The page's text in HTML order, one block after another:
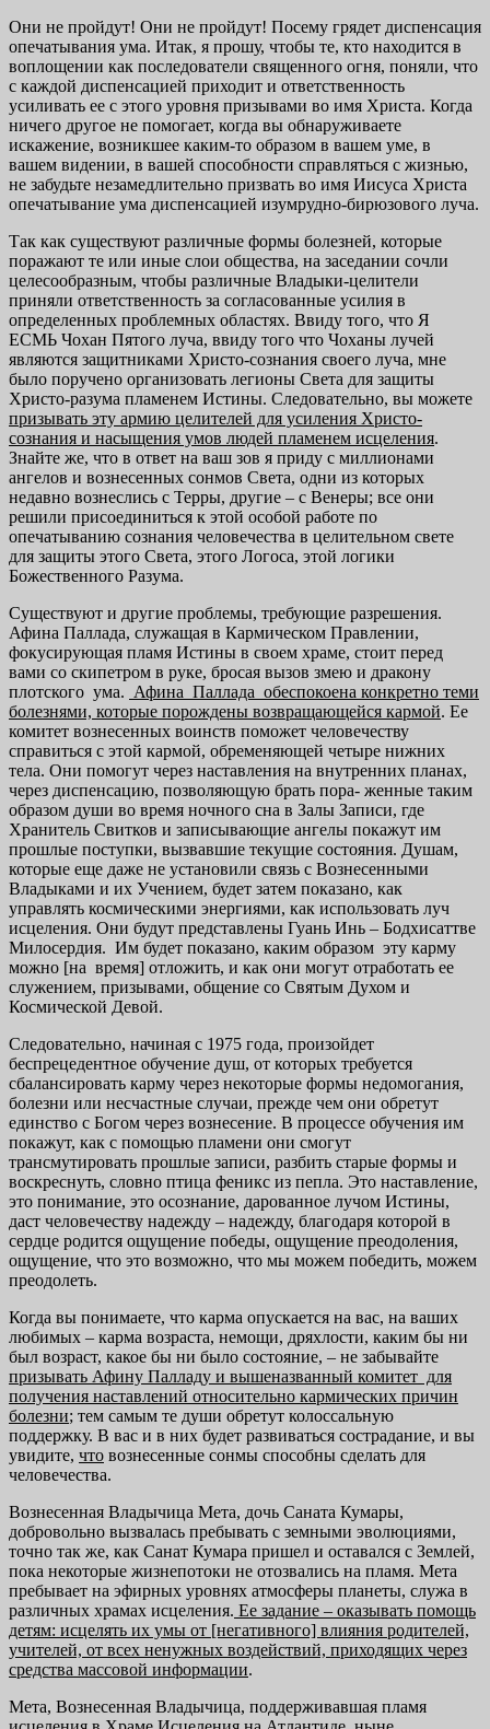
Они не пройдут! Они не пройдут! Посему грядет диспенсация
опечатывания ума. Итак, я прошу, чтобы те, кто находится в
воплощении как последователи священного огня, поняли, что
с каждой диспенсацией приходит и ответственность
усиливать ее с этого уровня призывами во имя Христа. Когда
ничего другое не помогает, когда вы обнаруживаете
искажение, возникшее каким-то образом в вашем уме, в
вашем видении, в вашей способности справляться с жизнью,
не забудьте незамедлительно призвать во имя Иисуса Христа
опечатывание ума диспенсацией изумрудно-бирюзового луча.
Так как существуют различные формы болезней, которые
поражают те или иные слои общества, на заседании сочли
целесообразным, чтобы различные Владыки-целители
приняли ответственность за согласованные усилия в
определенных проблемных областях. Ввиду того, что Я
ЕСМЬ Чохан Пятого луча, ввиду того что Чоханы лучей
являются защитниками Христо-сознания своего луча, мне
было поручено организовать легионы Света для защиты
Христо-разума пламенем Истины. Следовательно, вы можете
призывать эту армию целителей для усиления Христо-
сознания и насыщения умов людей пламенем исцеления.
Знайте же, что в ответ на ваш зов я приду с миллионами
ангелов и вознесенных сонмов Света, одни из которых
недавно вознеслись с Терры, другие – с Венеры; все они
решили присоединиться к этой особой работе по
опечатыванию сознания человечества в целительном свете
для защиты этого Света, этого Логоса, этой логики
Божественного Разума.
Существуют и другие проблемы, требующие разрешения.
Афина Паллада, служащая в Кармическом Правлении,
фокусирующая пламя Истины в своем храме, стоит перед
вами со скипетром в руке, бросая вызов змею и дракону
плотского ума. Афина Паллада обеспокоена конкретно теми
болезнями, которые порождены возвращающейся кармой. Ее
комитет вознесенных воинств поможет человечеству
справиться с этой кармой, обременяющей четыре нижних
тела. Они помогут через наставления на внутренних планах,
через диспенсацию, позволяющую брать пора- женные таким
образом души во время ночного сна в Залы Записи, где
Хранитель Свитков и записывающие ангелы покажут им
прошлые поступки, вызвавшие текущие состояния. Душам,
которые еще даже не установили связь с Вознесенными
Владыками и их Учением, будет затем показано, как
управлять космическими энергиями, как использовать луч
исцеления. Они будут представлены Гуань Инь – Бодхисаттве
Милосердия. Им будет показано, каким образом эту карму
можно [на время] отложить, и как они могут отработать ее
служением, призывами, общение со Святым Духом и
Космической Девой.
Следовательно, начиная с 1975 года, произойдет
беспрецедентное обучение душ, от которых требуется
сбалансировать карму через некоторые формы недомогания,
болезни или несчастные случаи, прежде чем они обретут
единство с Богом через вознесение. В процессе обучения им
покажут, как с помощью пламени они смогут
трансмутировать прошлые записи, разбить старые формы и
воскреснуть, словно птица феникс из пепла. Это наставление,
это понимание, это осознание, дарованное лучом Истины,
даст человечеству надежду – надежду, благодаря которой в
сердце родится ощущение победы, ощущение преодоления,
ощущение, что это возможно, что мы можем победить, можем
преодолеть.
Когда вы понимаете, что карма опускается на вас, на ваших
любимых – карма возраста, немощи, дряхлости, каким бы ни
был возраст, какое бы ни было состояние, – не забывайте
призывать Афину Палладу и вышеназванный комитет для
получения наставлений относительно кармических причин
болезни; тем самым те души обретут колоссальную
поддержку. В вас и в них будет развиваться сострадание, и вы
увидите, что вознесенные сонмы способны сделать для
человечества.
Вознесенная Владычица Мета, дочь Саната Кумары,
добровольно вызвалась пребывать с земными эволюциями,
точно так же, как Санат Кумара пришел и оставался с Землей,
пока некоторые жизнепотоки не отозвались на пламя. Мета
пребывает на эфирных уровнях атмосферы планеты, служа в
различных храмах исцеления. Ее задание – оказывать помощь
детям: исцелять их умы от [негативного] влияния родителей,
учителей, от всех ненужных воздействий, приходящих через
средства массовой информации.
Мета, Вознесенная Владычица, поддерживавшая пламя